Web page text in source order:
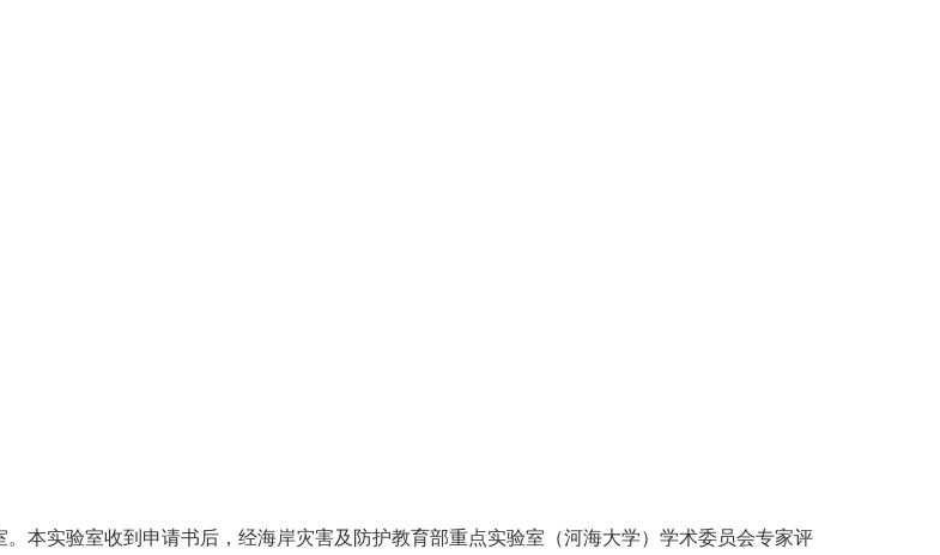
本实验室收到申请书后，经海岸灾害及防护教育部重点实验室（河海大学）学术委员会专家评